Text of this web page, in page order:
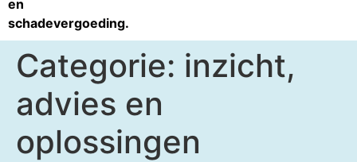
Categorie: inzicht,
advies en
oplossingen